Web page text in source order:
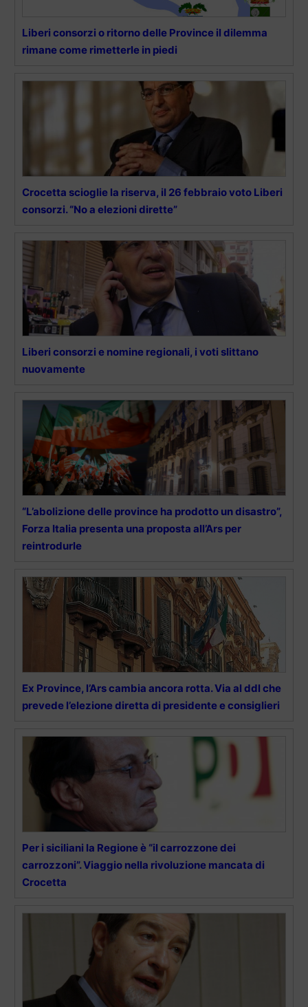
Liberi consorzi o ritorno delle Province il dilemma
rimane come rimetterle in piedi
Crocetta scioglie la riserva, il 26 febbraio voto Liberi
consorzi. “No a elezioni dirette”
Liberi consorzi e nomine regionali, i voti slittano
nuovamente
“L’abolizione delle province ha prodotto un disastro”,
Forza Italia presenta una proposta all’Ars per
reintrodurle
Ex Province, l’Ars cambia ancora rotta. Via al ddl che
prevede l’elezione diretta di presidente e consiglieri
Per i siciliani la Regione è “il carrozzone dei
carrozzoni”. Viaggio nella rivoluzione mancata di
Crocetta